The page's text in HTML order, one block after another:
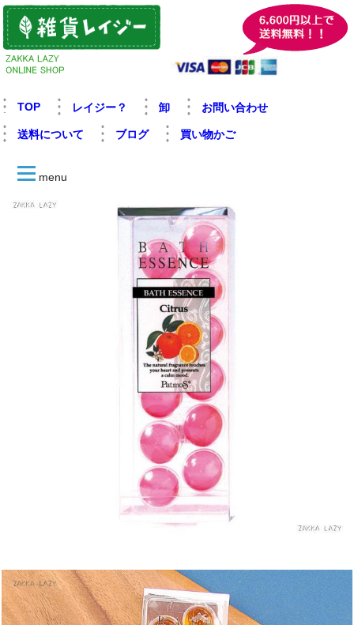
TOP レイジー？ 卸 お問い合わせ
送料について ブログ 買い物かご
menu